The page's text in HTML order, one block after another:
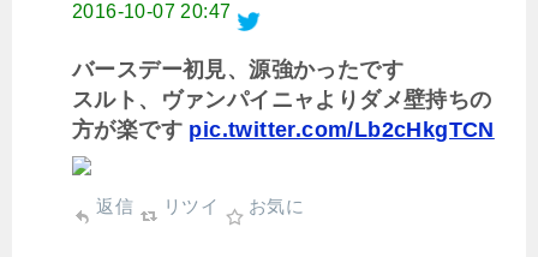
2016-10-07 20:47
バースデー初見、源強かったです
スルト、ヴァンパイニャよりダメ壁持ちの
方が楽です pic.twitter.com/Lb2cHkgTCN
返信 リツイ お気に